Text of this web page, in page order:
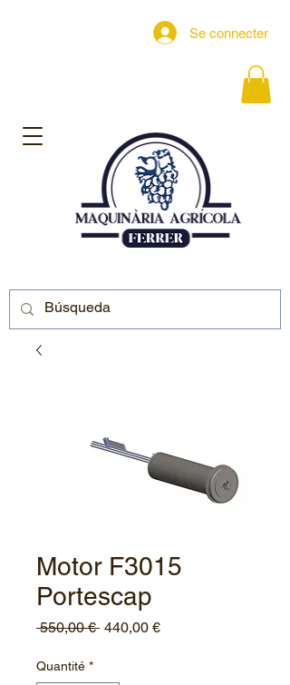
Se connecter
Motor F3015
Portescap
550,00 € Prix
440,00 €Prix
Quantité *